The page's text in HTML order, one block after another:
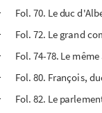
Fol. 70. Le duc
Fol. 72. Le grand
Fol. 74-78. Le
Fol. 80. François,
Fol. 82. Le